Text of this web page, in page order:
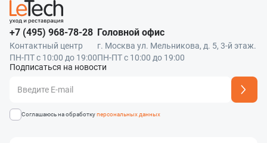
+7 (495) 968-78-28
Контактный центр
ПН-ПТ с 10:00 до 19:00
Головной офис
г. Москва ул. Мельникова, д. 5, 3-й этаж.
ПН-ПТ с 10:00 до 19:00
Подписаться на новости
Адрес подписки успешно добавлен
Соглашаюсь на обработкуперсональных данных